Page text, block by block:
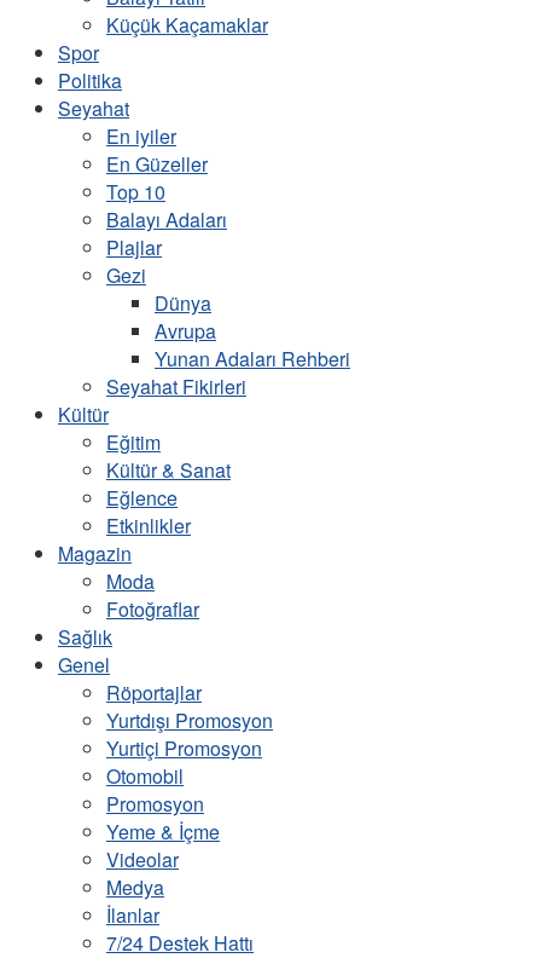
Küçük Kaçamaklar
Spor
Politika
Seyahat
En iyiler
En Güzeller
Top 10
Balayı Adaları
Plajlar
Gezi
Dünya
Avrupa
Yunan Adaları Rehberi
Seyahat Fikirleri
Kültür
Eğitim
Kültür & Sanat
Eğlence
Etkinlikler
Magazin
Moda
Fotoğraflar
Sağlık
Genel
Röportajlar
Yurtdışı Promosyon
Yurtiçi Promosyon
Otomobil
Promosyon
Yeme & İçme
Videolar
Medya
İlanlar
7/24 Destek Hattı